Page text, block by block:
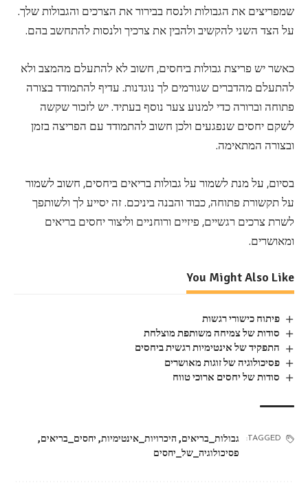
שמפריצים את הגבולות ולנסח בבירור את הצרכים והגבולות שלך.
על הצד השני להקשיב ולהבין את צרכיך ולנסות להתחשב בהם.
כאשר יש פריצת גבולות ביחסים, חשוב לא להתעלם מהמצב ולא
להתעלם מהדברים שגורמים לך נוגדנות. עדיף להתמודד בצורה
פתוחה וברורה כדי למנוע צער נוסף בעתיד. יש לזכור שקשה
לשקם יחסים שנפגעים ולכן חשוב להתמודד עם הפריצה בזמן
ובצורה המתאימה.
בסיום, על מנת לשמור על גבולות בריאים ביחסים, חשוב לשמור
על תקשורת פתוחה, כבוד והבנה ביניכם. זה יסייע לך ולשותפך
לשרת צרכים רגשיים, פיזיים ורוחניים וליצור יחסים בריאים
ומאושרים.
You Might Also Like
פיתוח כישורי רגשות
סודות של צמיחה משותפת מוצלחת
התפקיד של אינטימיות רגשית ביחסים
פסיכולוגיה של זוגות מאושרים
סודות של יחסים ארוכי טווח
TAGGED: גבולות_בריאים, היכרויות_אינטימיות, יחסים_בריאים,
פסיכולוגיה_של_יחסים